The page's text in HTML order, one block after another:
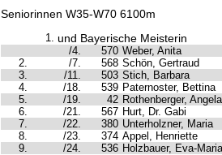
Seniorinnen W35-W70 6100m
1. und Bayerische Meisterin
/4. 570 Weber, Anita
2.
/7. 568 Schön, Gertraud
3.
/11. 503 Stich, Barbara
4.
/18. 539 Paternoster, Bettina
5.
/19. 42 Rothenberger, Angela
6.
/21. 567 Hurt, Dr. Gabi
7.
/22. 380 Unterholzner, Maria
8.
/23. 374 Appel, Henriette
9.
/24. 536 Holzbauer, Eva-Maria